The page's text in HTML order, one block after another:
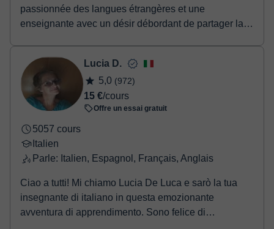
passionnée des langues étrangères et une
enseignante avec un désir débordant de partager la
Lucia D.
5,0 (972)
15 €/cours
Offre un essai gratuit
5057 cours
Italien
Parle: Italien, Espagnol, Français, Anglais
Ciao a tutti! Mi chiamo Lucia De Luca e sarò la tua
insegnante di italiano in questa emozionante
avventura di apprendimento. Sono felice di